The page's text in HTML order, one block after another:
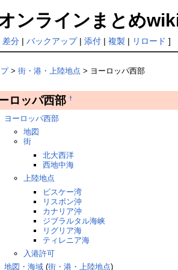
ンラインまとめ
差分| バックアップ| 添付| 複製 | リロード ]
プ>街・港・上陸地点 > ヨーロッパ西部
ロッパ西部†
ヨーロッパ西部
地図
街
北大西洋
西地中海
上陸地点
ビスケー湾
リスボン沖
カナリア沖
ジブラルタル海峡
リグリア海
ティレニア海
入港許可
地図・海域 (街・港・上陸地点)